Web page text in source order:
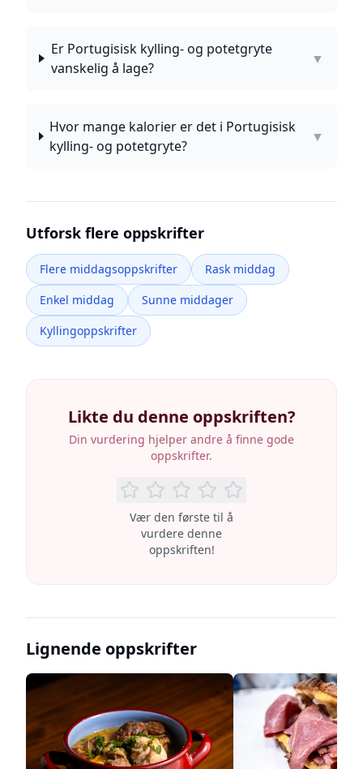
Er Portugisisk kylling- og potetgryte
vanskelig å lage?
▼
Hvor mange kalorier er det i Portugisisk
kylling- og potetgryte?
▼
Utforsk flere oppskrifter
Flere middagsoppskrifter
Rask middag
Enkel middag
Sunne middager
Kyllingoppskrifter
Likte du denne oppskriften?
Din vurdering hjelper andre å finne gode
oppskrifter.
Vær den første til å
vurdere denne
oppskriften!
Lignende oppskrifter